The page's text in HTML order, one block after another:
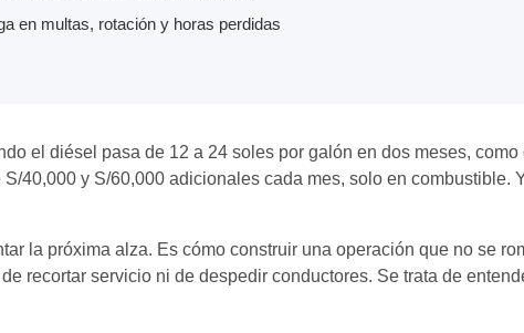
en multas, rotación y horas perdidas
el diésel pasa de 12 a 24 soles por galón en dos meses,
40,000 y S/60,000 adicionales cada mes, solo en
la próxima alza. Es cómo construir una operación que no se
recortar servicio ni de despedir conductores. Se trata de